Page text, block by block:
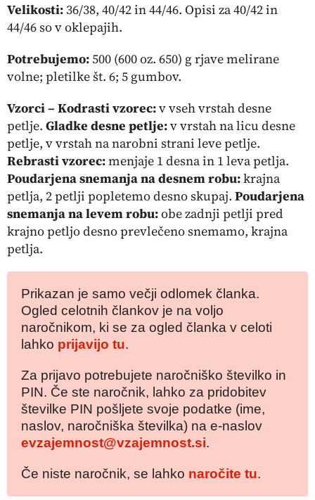
Velikosti: 36/38, 40/42 in 44/46. Opisi za 40/42 in
44/46 so v oklepajih.
Potrebujemo:500 (600 oz. 650) g rjave melirane
volne; pletilke št. 6; 5 gumbov.
Vzorci – Kodrasti vzorec:v vseh vrstah desne
petlje. Gladke desne petlje:v vrstah na licu desne
petlje, v vrstah na narobni strani leve petlje.
Rebrasti vzorec:menjaje 1 desna in 1 leva petlja.
Poudarjena snemanja na desnem robu:krajna
petlja, 2 petlji popletemo desno skupaj. Poudarjena
snemanja na levem robu:obe zadnji petlji pred
krajno petljo desno prevlečeno snemamo, krajna
petlja.
Prikazan je samo večji odlomek članka.
Ogled celotnih člankov je na voljo
naročnikom, ki se za ogled članka v celoti
lahko prijavijo tu.
Za prijavo potrebujete naročniško številko in
PIN. Če ste naročnik, lahko za pridobitev
številke PIN pošljete svoje podatke (ime,
naslov, naročniška številka) na e-naslov
evzajemnost@vzajemnost.si.
Če niste naročnik, se lahko naročite tu.